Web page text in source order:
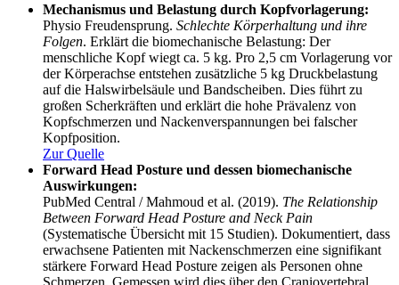
Mechanismus und Belastung durch Kopfvorlagerung:
Physio Freudensprung. Schlechte Körperhaltung und ihre
Folgen. Erklärt die biomechanische Belastung: Der
menschliche Kopf wiegt ca. 5 kg. Pro 2,5 cm Vorlagerung vor
der Körperachse entstehen zusätzliche 5 kg Druckbelastung
auf die Halswirbelsäule und Bandscheiben. Dies führt zu
großen Scherkräften und erklärt die hohe Prävalenz von
Kopfschmerzen und Nackenverspannungen bei falscher
Kopfposition.
Zur Quelle
Forward Head Posture und dessen biomechanische
Auswirkungen:
PubMed Central / Mahmoud et al. (2019). The Relationship
Between Forward Head Posture and Neck Pain
(Systematische Übersicht mit 15 Studien). Dokumentiert, dass
erwachsene Patienten mit Nackenschmerzen eine signifikant
stärkere Forward Head Posture zeigen als Personen ohne
Schmerzen. Gemessen wird dies über den Craniovertebral